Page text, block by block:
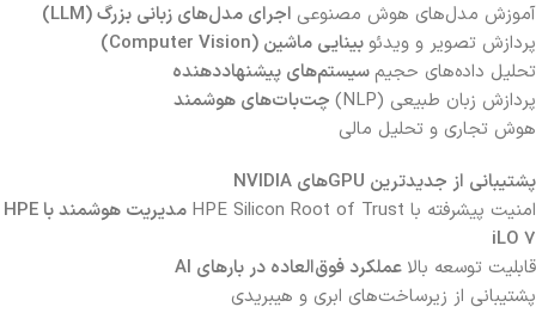
آموزش مدل‌های هوش مصنوعی اجرای مدل‌های زبانی بزرگ (LLM)
پردازش تصویر و ویدئو بینایی ماشین (Computer Vision)
تحلیل داده‌های حجیم سیستم‌های پیشنهاددهنده
پردازش زبان طبیعی (NLP)
چت‌بات‌های هوشمند
هوش تجاری و تحلیل مالی
پشتیبانی از جدیدترین GPUهای NVIDIA
امنیت پیشرفته با HPE Silicon Root of Trust
مدیریت هوشمند با HPE
iLO 7
قابلیت توسعه بالا عملکرد فوق‌العاده در بارهای AI
پشتیبانی از زیرساخت‌های ابری و هیبریدی